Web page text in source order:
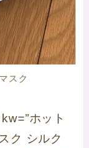
スク
ホット
ク シルク